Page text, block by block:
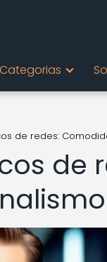
Categorias
de redes:
de